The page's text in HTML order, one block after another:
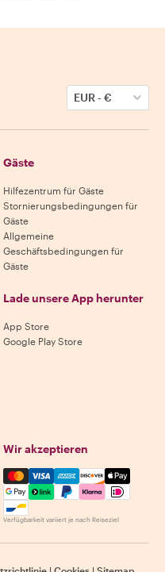
EUR-€
Gäste
Hilfezentrum für Gäste
Stornierungsbedingungen für
Gäste
Allgemeine
Geschäftsbedingungen für
Gäste
Lade unsere App herunter
App Store
Google Play Store
Wir akzeptieren
Mastercard, Visa, Amex,
Verfügbarkeit variiert je nach Reiseziel